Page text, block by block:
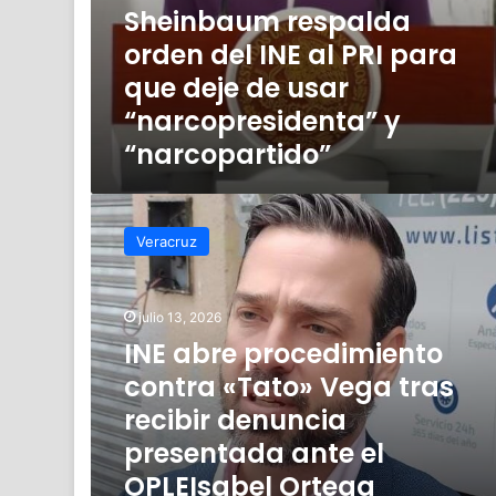
“narcopartido”
Sheinbaum respalda
orden del INE al PRI para
que deje de usar
“narcopresidenta” y
“narcopartido”
INE
abre
procedimiento
contra
«Tato»
Vega
tras
recibir
denuncia
presentada
ante
el
OPLEIsabel
Veracruz
julio 13, 2026
INE abre procedimiento
contra «Tato» Vega tras
recibir denuncia
presentada ante el
OPLEIsabel Ortega